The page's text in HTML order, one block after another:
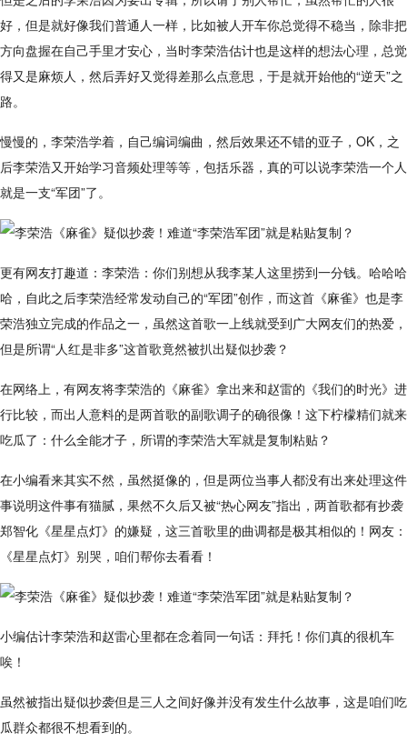
好，但是就好像我们普通人一样，比如被人开车你总觉得不稳当，除非把
方向盘握在自己手里才安心，当时李荣浩估计也是这样的想法心理，总觉
得又是麻烦人，然后弄好又觉得差那么点意思，于是就开始他的“逆天”之
路。
慢慢的，李荣浩学着，自己编词编曲，然后效果还不错的亚子，OK，之
后李荣浩又开始学习音频处理等等，包括乐器，真的可以说李荣浩一个人
就是一支“军团”了。
更有网友打趣道：李荣浩：你们别想从我李某人这里捞到一分钱。哈哈哈
哈，自此之后李荣浩经常发动自己的“军团”创作，而这首《麻雀》也是李
荣浩独立完成的作品之一，虽然这首歌一上线就受到广大网友们的热爱，
但是所谓“人红是非多”这首歌竟然被扒出疑似抄袭？
在网络上，有网友将李荣浩的《麻雀》拿出来和赵雷的《我们的时光》进
行比较，而出人意料的是两首歌的副歌调子的确很像！这下柠檬精们就来
吃瓜了：什么全能才子，所谓的李荣浩大军就是复制粘贴？
在小编看来其实不然，虽然挺像的，但是两位当事人都没有出来处理这件
事说明这件事有猫腻，果然不久后又被“热心网友”指出，两首歌都有抄袭
郑智化《星星点灯》的嫌疑，这三首歌里的曲调都是极其相似的！网友：
《星星点灯》别哭，咱们帮你去看看！
小编估计李荣浩和赵雷心里都在念着同一句话：拜托！你们真的很机车
唉！
虽然被指出疑似抄袭但是三人之间好像并没有发生什么故事，这是咱们吃
瓜群众都很不想看到的。